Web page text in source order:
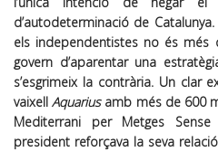
d’autodeterminació de
els independentistes no és
govern d’aparentar una
s’esgrimeix la contrària. Un clar
vaixellAquariusamb més de 600
Mediterrani per Metges Sense
president reforçava la seva